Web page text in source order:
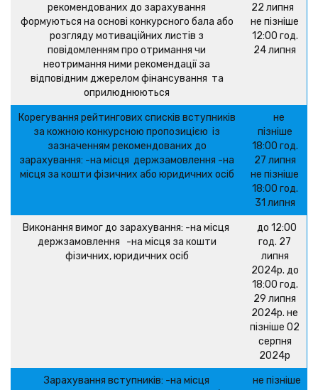
рекомендованих до зарахування
формуються на основі конкурсного бала або
розгляду мотиваційних листів з
повідомленням про отримання чи
неотримання ними рекомендації за
відповідним джерелом фінансування та
оприлюднюються
22 липня
не пізніше
12:00 год.
24 липня
Корегування рейтингових списків вступників
за кожною конкурсною пропозицією із
зазначенням рекомендованих до
зарахування: -на місця держзамовлення -на
місця за кошти фізичних або юридичних осіб
не
пізніше
18:00 год.
27 липня
не пізніше
18:00 год.
31 липня
Виконання вимог до зарахування: -на місця
держзамовлення -на місця за кошти
фізичних, юридичних осіб
до 12:00
год. 27
липня
2024р. до
18:00 год.
29 липня
2024р. не
пізніше 02
серпня
2024р
Зарахування вступників: -на місця
не пізніше